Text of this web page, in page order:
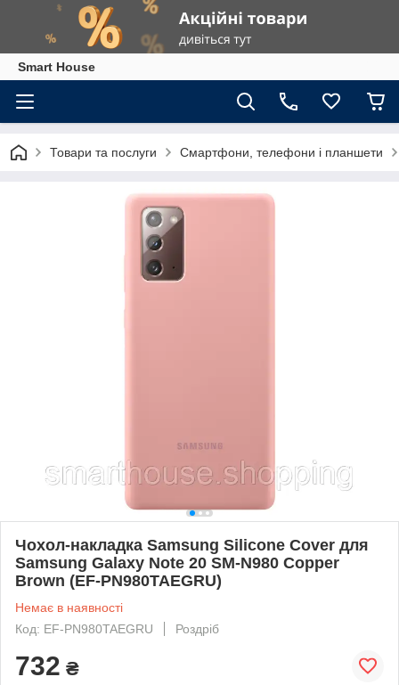
Smart House
Товари та послуги Смартфони, телефони і планшети
Чохол-накладка Samsung Silicone Cover для
Samsung Galaxy Note 20 SM-N980 Copper
Brown (EF-PN980TAEGRU)
Немає в наявності
Код: EF-PN980TAEGRU
Роздріб
732 ₴